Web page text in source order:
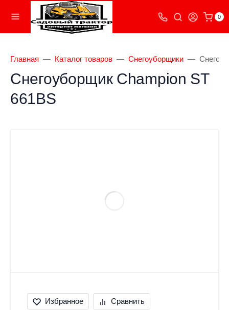
0
Главная Каталог товаров Снегоуборщики
Снегоуборщик Champion ST
661BS
Избранное Сравнить